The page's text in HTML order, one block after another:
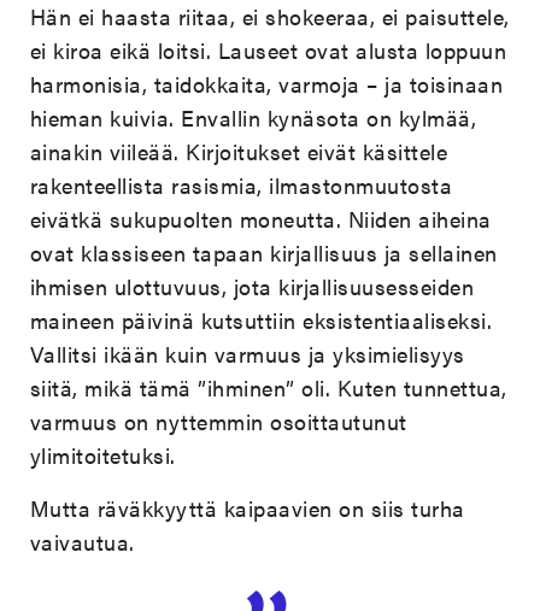
Hän ei haasta riitaa, ei shokeeraa, ei paisuttele,
ei kiroa eikä loitsi. Lauseet ovat alusta loppuun
harmonisia, taidokkaita, varmoja – ja toisinaan
hieman kuivia. Envallin kynäsota on kylmää,
ainakin viileää. Kirjoitukset eivät käsittele
rakenteellista rasismia, ilmastonmuutosta
eivätkä sukupuolten moneutta. Niiden aiheina
ovat klassiseen tapaan kirjallisuus ja sellainen
ihmisen ulottuvuus, jota kirjallisuusesseiden
maineen päivinä kutsuttiin eksistentiaaliseksi.
Vallitsi ikään kuin varmuus ja yksimielisyys
siitä, mikä tämä ”ihminen” oli. Kuten tunnettua,
varmuus on nyttemmin osoittautunut
ylimitoitetuksi.
Mutta räväkkyyttä kaipaavien on siis turha
vaivautua.